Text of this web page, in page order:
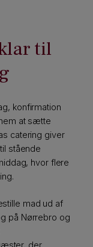
til
konfirmation
at sætte
catering giver
stående
hvor flere
mad ud af
på Nørrebro og
der